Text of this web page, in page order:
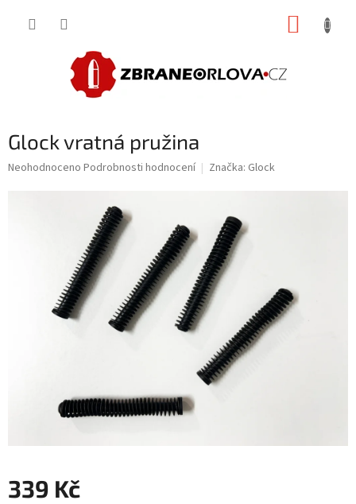
Glock vratná pružina
Průměrné
Neohodnoceno Podrobnosti hodnocení Značka: Glock
339 Kč